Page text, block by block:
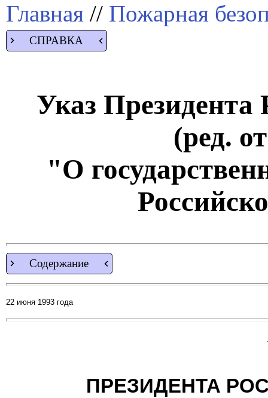
Главная // Пожарная
СПРАВКА
Указ Президента
(ред.
"О
Содержание
22 июня 1993 года
ПРЕЗИДЕНТА